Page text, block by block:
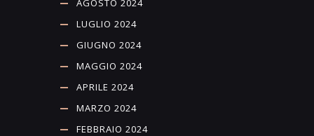
AGOSTO 2024
LUGLIO 2024
GIUGNO 2024
MAGGIO 2024
APRILE 2024
MARZO 2024
FEBBRAIO 2024